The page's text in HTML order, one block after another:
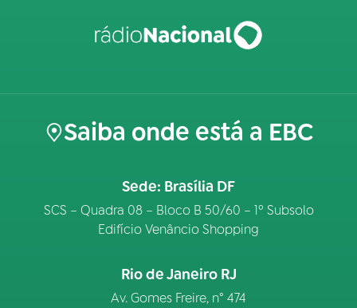
Saiba onde está a EBC
Sede: Brasília DF
SCS – Quadra 08 – Bloco B 50/60 – 1º Subsolo
Edifício Venâncio Shopping
Rio de Janeiro RJ
Av. Gomes Freire, n° 474